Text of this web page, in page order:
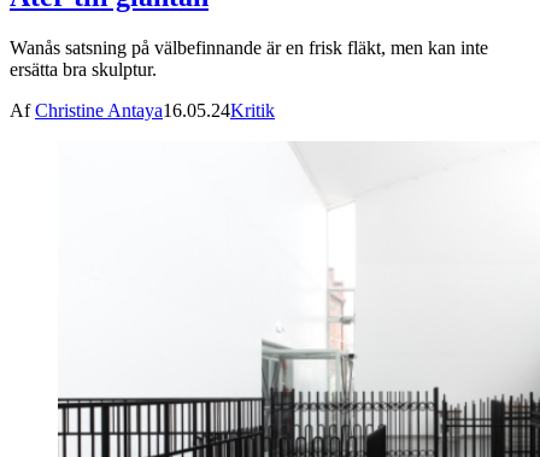
Wanås satsning på välbefinnande är en frisk fläkt, men kan inte
ersätta bra skulptur.
AfChristine Antaya16.05.24Kritik